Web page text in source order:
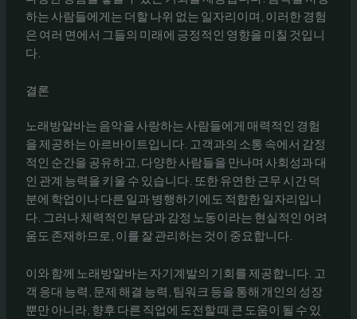
하는 사람들에게는 더할 나위 없는 일자리이며, 이러한 경험
은 여러 면에서 그들의 미래에 긍정적인 영향을 미칠 것입니
다.
결론
노래방알바는 음악을 사랑하는 사람들에게 매력적인 경험
을 제공하는 아르바이트입니다. 고객과의 소통 속에서 감정
적인 순간을 공유하고, 다양한 사람들을 만나며 사회성과 대
인 관계 능력을 키울 수 있습니다. 또한 유연한 근무 시간 덕
분에 학업이나 다른 일과 병행하기에도 적합한 일자리입니
다. 그러나 체력적인 부담과 감정 노동이라는 현실적인 어려
움도 존재하므로, 이를 잘 관리하는 것이 중요합니다.
이와 함께 노래방알바는 자기계발의 기회를 제공합니다. 고
객 응대 능력, 문제 해결 능력, 팀워크 등을 통해 개인의 성장
뿐만 아니라, 향후 다른 직업에 도전할 때 큰 도움이 될 수 있